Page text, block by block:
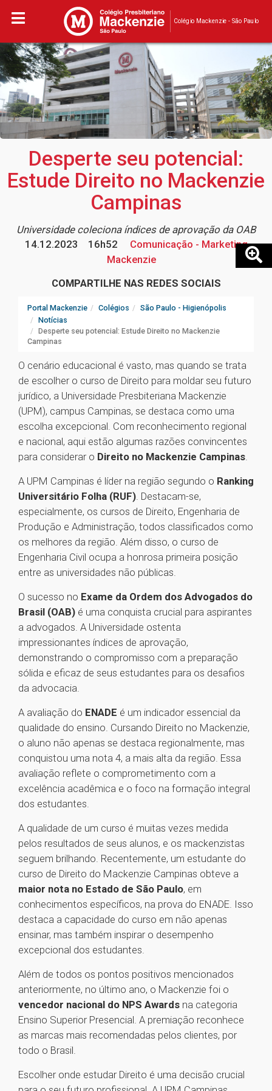
Colégio Mackenzie - São Paulo
Desperte seu potencial:
Estude Direito no Mackenzie
Campinas
Universidade coleciona índices de aprovação da OAB
14.12.2023
16h52
Comunicação - Marketing
Mackenzie
COMPARTILHE NAS REDES SOCIAIS
Portal Mackenzie Colégios
São Paulo - Higienópolis
Notícias
Desperte seu potencial: Estude Direito no Mackenzie
Campinas
O cenário educacional é vasto, mas quando se trata
de escolher o curso de Direito para moldar seu futuro
jurídico, a Universidade Presbiteriana Mackenzie
(UPM), campus Campinas, se destaca como uma
escolha excepcional. Com reconhecimento regional
e nacional, aqui estão algumas razões convincentes
para considerar o Direito no Mackenzie Campinas.
A UPM Campinas é líder na região segundo o Ranking
Universitário Folha (RUF). Destacam-se,
especialmente, os cursos de Direito, Engenharia de
Produção e Administração, todos classificados como
os melhores da região. Além disso, o curso de
Engenharia Civil ocupa a honrosa primeira posição
entre as universidades não públicas.
O sucesso no Exame da Ordem dos Advogados do
Brasil (OAB) é uma conquista crucial para aspirantes
a advogados. A Universidade ostenta
impressionantes índices de aprovação,
demonstrando o compromisso com a preparação
sólida e eficaz de seus estudantes para os desafios
da advocacia.
A avaliação do ENADE é um indicador essencial da
qualidade do ensino. Cursando Direito no Mackenzie,
o aluno não apenas se destaca regionalmente, mas
conquistou uma nota 4, a mais alta da região. Essa
avaliação reflete o comprometimento com a
excelência acadêmica e o foco na formação integral
dos estudantes.
A qualidade de um curso é muitas vezes medida
pelos resultados de seus alunos, e os mackenzistas
seguem brilhando. Recentemente, um estudante do
curso de Direito do Mackenzie Campinas obteve a
maior nota no Estado de São Paulo, em
conhecimentos específicos, na prova do ENADE. Isso
destaca a capacidade do curso em não apenas
ensinar, mas também inspirar o desempenho
excepcional dos estudantes.
Além de todos os pontos positivos mencionados
anteriormente, no último ano, o Mackenzie foi o
vencedor nacional do NPS Awards na categoria
Ensino Superior Presencial. A premiação reconhece
as marcas mais recomendadas pelos clientes, por
todo o Brasil.
Escolher onde estudar Direito é uma decisão crucial